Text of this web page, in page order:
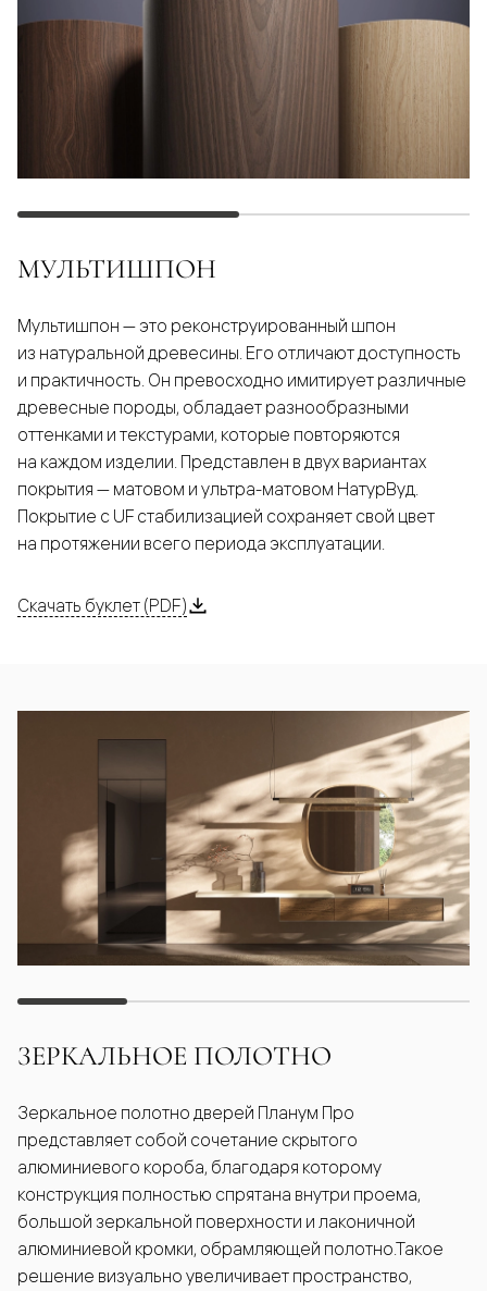
МУЛЬТИШПОН
Мультишпон — это реконструированный шпон
из натуральной древесины. Его отличают доступность
и практичность. Он превосходно имитирует различные
древесные породы, обладает разнообразными
оттенками и текстурами, которые повторяются
на каждом изделии. Представлен в двух вариантах
покрытия — матовом и ультра-матовом НатурВуд.
Покрытие с UF стабилизацией сохраняет свой цвет
на протяжении всего периода эксплуатации.
Скачать буклет (PDF)
ЗЕРКАЛЬНОЕ ПОЛОТНО
Зеркальное полотно дверей Планум Про
представляет собой сочетание скрытого
алюминиевого короба, благодаря которому
конструкция полностью спрятана внутри проема,
большой зеркальной поверхности и лаконичной
алюминиевой кромки, обрамляющей полотно.Такое
решение визуально увеличивает пространство,